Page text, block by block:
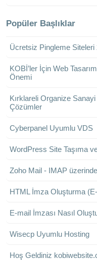
Popüler Başlıklar
Ücretsiz Pingleme Siteleri
KOBİ’ler İçin Web
Önemi
Kırklareli Organize
Çözümler
Cyberpanel Uyumlu VDS
WordPress Site Taşıma
Zoho Mail - IMAP
HTML İmza Oluşturma
E-mail İmzası Nasıl
Wisecp Uyumlu Hosting
Hoş Geldiniz